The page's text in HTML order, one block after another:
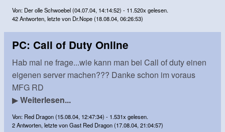
Von: Der olle Schwoebel (04.07.04, 14:14:52) - 11.520x gelesen.
42 Antworten, letzte von Dr.Nope (18.08.04, 06:26:53)
PC: Call of Duty Online
Hab mal ne frage...wie kann man bei Call of duty einen
eigenen server machen??? Danke schon im voraus
MFG RD
▶Weiterlesen...
Von: Red Dragon (15.08.04, 12:47:34) - 1.531x gelesen.
2 Antworten, letzte von Gast Red Dragon (17.08.04, 21:04:57)